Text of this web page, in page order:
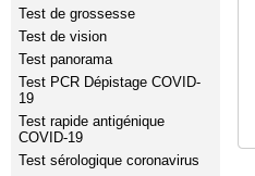
Test de grossesse
Test de vision
Test panorama
Test PCR Dépistage COVID-
19
Test rapide antigénique
COVID-19
Test sérologique coronavirus